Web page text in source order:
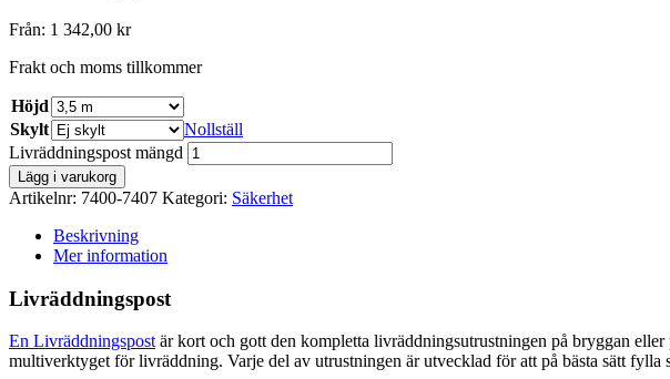
Från: 1 342,00 kr
Frakt och moms tillkommer
Höjd
Skylt
Nollställ
Livräddningspost mängd
Lägg i varukorg
Artikelnr: 7400-7407 Kategori: Säkerhet
Beskrivning
Mer information
Livräddningspost
En Livräddningspost är kort och gott den kompletta livräddningsutrustningen på bryggan
multiverktyget för livräddning. Varje del av utrustningen är utvecklad för att på bästa sätt fylla